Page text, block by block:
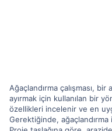
Ağaçlandırma çalışması,
ayırmak için kullanılan bir
özellikleri incelenir ve en
Gerektiğinde, ağaçlandırma